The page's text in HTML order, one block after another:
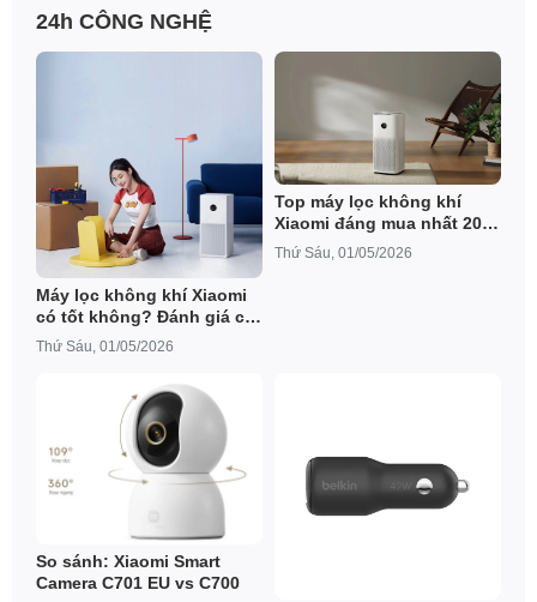
24h CÔNG NGHỆ
Máy lọc không khí Xiaomi
có tốt không? Đánh giá chi
tiết trước khi mua
Thứ Sáu, 01/05/2026
Top máy lọc không khí
Xiaomi đáng mua nhất 2026
– Giá tốt, lọc sạch bụi mịn
Thứ Sáu, 01/05/2026
So sánh: Xiaomi Smart
Camera C701 EU vs C700